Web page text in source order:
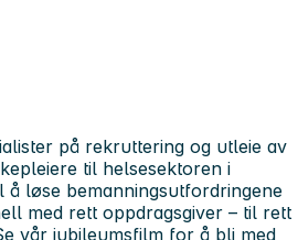
på rekruttering og utleie av
til helsesektoren i
å løse bemanningsutfordringene
med rett oppdragsgiver – til rett
vår jubileumsfilm for å bli med